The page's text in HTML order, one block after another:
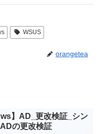
WSUS
orangetea
】AD_更改検証_シン
の更改検証